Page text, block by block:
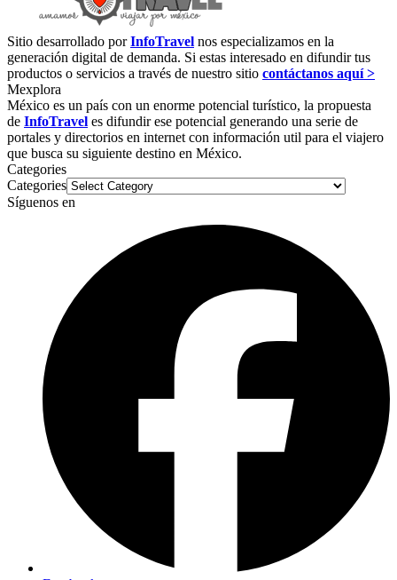
Sitio desarrollado porInfoTravel nos especializamos en la
generación digital de demanda. Si estas interesado en difundir tus
productos o servicios a través de nuestro sitio contáctanos aquí >
Mexplora
México es un país con un enorme potencial turístico, la propuesta
de InfoTravel es difundir ese potencial generando una serie de
portales y directorios en internet con información util para el viajero
que busca su siguiente destino en México.
Categories
Categories
Síguenos en